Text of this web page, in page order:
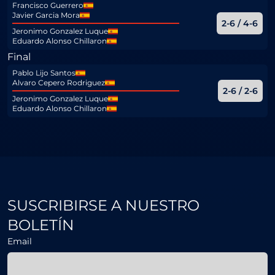
Francisco Guerrero
Javier Garcia Mora
Jeronimo Gonzalez Luque
Eduardo Alonso Chillaron
2-6 / 4-6
Final
Pablo Lijo Santos
Alvaro Cepero Rodriguez
Jeronimo Gonzalez Luque
Eduardo Alonso Chillaron
2-6 / 2-6
SUSCRIBIRSE A NUESTRO
BOLETÍN
Email